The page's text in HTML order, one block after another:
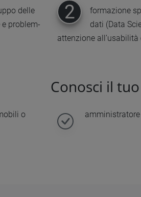
delle
problem-
2
formazione
dati (Data
attenzione
Conosci il
o